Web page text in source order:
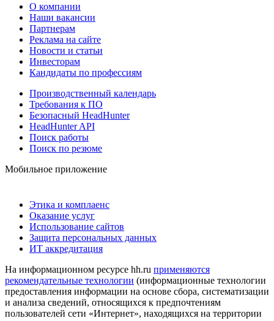
О компании
Наши вакансии
Партнерам
Реклама на сайте
Новости и статьи
Инвесторам
Кандидаты по профессиям
Производственный календарь
Требования к ПО
Безопасный HeadHunter
HeadHunter API
Поиск работы
Поиск по резюме
Мобильное приложение
Этика и комплаенс
Оказание услуг
Использование сайтов
Защита персональных данных
ИТ аккредитация
На информационном ресурсе hh.ru применяются
рекомендательные технологии (информационные технологии
предоставления информации на основе сбора, систематизации
и анализа сведений, относящихся к предпочтениям
пользователей сети «Интернет», находящихся на территории